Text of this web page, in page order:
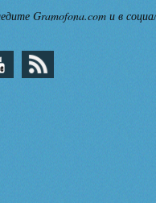
Gramofona.com и в